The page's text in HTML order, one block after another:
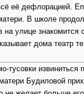
её дефлорацией.
В школе
на улице знакомится
дома театр
тусовки извиниться
Будиловой